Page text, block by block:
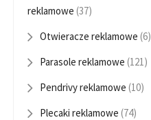
reklamowe (37)
Otwieracze reklamowe (6)
Parasole reklamowe (121)
Pendrivy reklamowe (10)
Plecaki reklamowe (74)